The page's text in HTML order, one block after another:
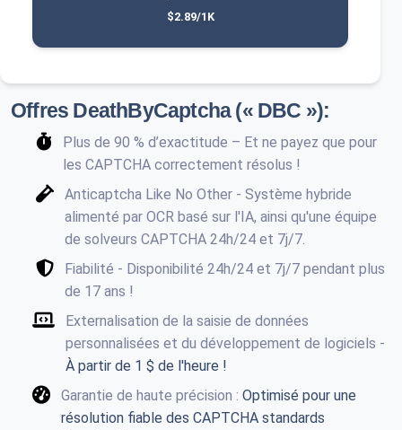
$2.89/1K
Offres DeathByCaptcha (« DBC »):
Plus de 90 % d’exactitude – Et ne payez que pour
les CAPTCHA correctement résolus !
Anticaptcha Like No Other - Système hybride
alimenté par OCR basé sur l'IA, ainsi qu'une équipe
de solveurs CAPTCHA 24h/24 et 7j/7.
Fiabilité - Disponibilité 24h/24 et 7j/7 pendant plus
de 17 ans !
Externalisation de la saisie de données
personnalisées et du développement de logiciels -
À partir de 1 $ de l'heure !
Garantie de haute précision : Optimisé pour une
résolution fiable des CAPTCHA standards